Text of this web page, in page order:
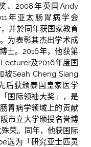
、2008年英国Andy
年亚太肠胃病学会
并於同年获国家教育
为表彰其杰出学术成
士。2016年，他获第
及2016年度国
坡Seah Cheng Siang
后获颁泰国皇家医学
国际领袖大奖」，是
胃病学领域上的贡献
市立大学颁授名誉博
荣。同年，他获国际
选为「研究亚士匹灵